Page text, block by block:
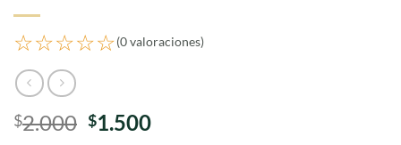
☆☆☆☆☆(0 valoraciones)
$2.000 El
$1.500El